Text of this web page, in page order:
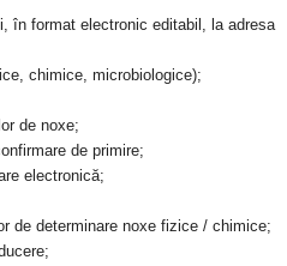
în format electronic editabil, la adresa
chimice, microbiologice);
de noxe;
de primire;
electronică;
de determinare noxe fizice / chimice;